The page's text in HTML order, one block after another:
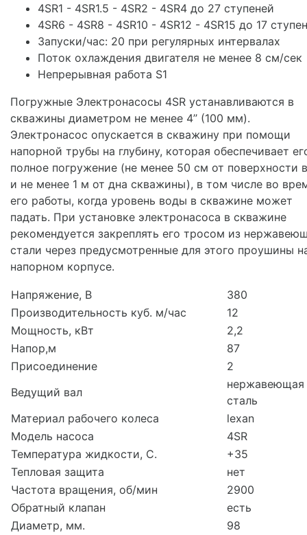
4SR1 - 4SR1.5 - 4SR2 - 4SR4 до 27 ступеней
4SR6 - 4SR8 - 4SR10 - 4SR12 - 4SR15 до 17
Запуски/час: 20 при регулярных интервалах
Поток охлаждения двигателя не менее 8 см/сек
Непрерывная работа S1
Погружные Электронасосы 4SR устанавливаются в
скважины диаметром не менее 4’’ (100 мм).
Электронасос опускается в скважину при помощи
напорной трубы на глубину, которая обеспечивает
полное погружение (не менее 50 см от поверхности
и не менее 1 м от дна скважины), в том числе во
его работы, когда уровень воды в скважине может
падать. При установке электронасоса в скважине
рекомендуется закреплять его тросом из
стали через предусмотренные для этого проушины
напорном корпусе.
Напряжение, В
380
Производительность куб. м/час
12
Мощность, кВт
2,2
Напор,м
87
Присоединение
2
Ведущий вал
нержавеющая
сталь
Материал рабочего колеса
lexan
Модель насоса
4SR
Температура жидкости, С.
+35
Тепловая защита
нет
Частота вращения, об/мин
2900
Обратный клапан
есть
Диаметр, мм.
98